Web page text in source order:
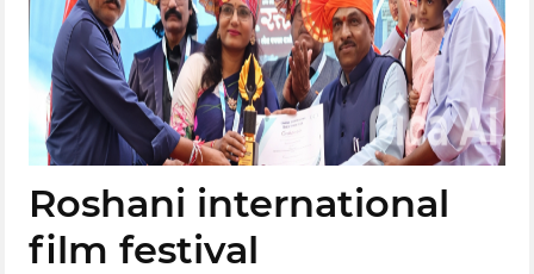
Roshani international
film festival